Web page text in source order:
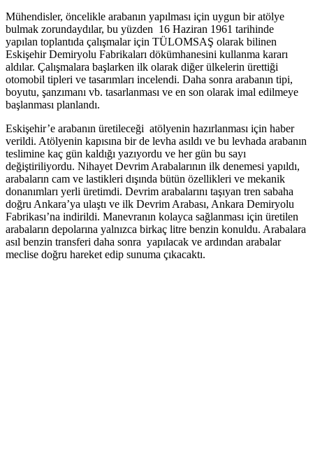
Mühendisler, öncelikle arabanın yapılması için uygun bir atölye
bulmak zorundaydılar, bu yüzden 16 Haziran 1961 tarihinde
yapılan toplantıda çalışmalar için TÜLOMSAŞ olarak bilinen
Eskişehir Demiryolu Fabrikaları dökümhanesini kullanma kararı
aldılar. Çalışmalara başlarken ilk olarak diğer ülkelerin ürettiği
otomobil tipleri ve tasarımları incelendi. Daha sonra arabanın tipi,
boyutu, şanzımanı vb. tasarlanması ve en son olarak imal edilmeye
başlanması planlandı.
Eskişehir’e arabanın üretileceği atölyenin hazırlanması için haber
verildi. Atölyenin kapısına bir de levha asıldı ve bu levhada arabanın
teslimine kaç gün kaldığı yazıyordu ve her gün bu sayı
değiştiriliyordu. Nihayet Devrim Arabalarının ilk denemesi yapıldı,
arabaların cam ve lastikleri dışında bütün özellikleri ve mekanik
donanımları yerli üretimdi. Devrim arabalarını taşıyan tren sabaha
doğru Ankara’ya ulaştı ve ilk Devrim Arabası, Ankara Demiryolu
Fabrikası’na indirildi. Manevranın kolayca sağlanması için üretilen
arabaların depolarına yalnızca birkaç litre benzin konuldu. Arabalara
asıl benzin transferi daha sonra yapılacak ve ardından arabalar
meclise doğru hareket edip sunuma çıkacaktı.